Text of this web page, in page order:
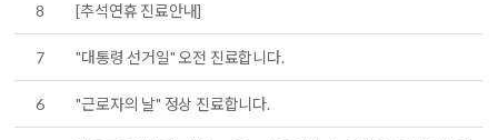
8 [추석연휴 진료안내]
7 "대통령 선거일" 오전 진료합니다.
6 "근로자의 날" 정상 진료합니다.